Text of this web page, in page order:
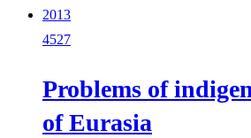
2013
4527
Problems of
of Eurasia